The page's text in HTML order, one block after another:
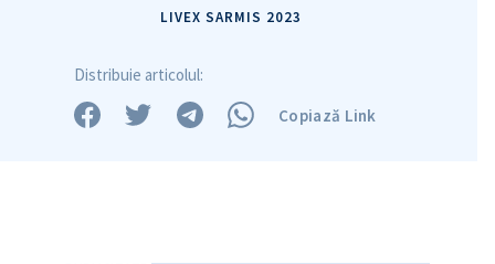
LIVEX SARMIS 2023
Distribuie articolul:
Copiază Link